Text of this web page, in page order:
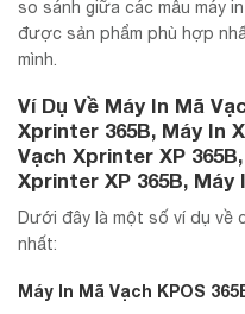
so sánh giữa các mẫu máy
được sản phẩm phù hợp
mình.
Ví Dụ Về Máy In Mã
Xprinter 365B, Máy In
Vạch Xprinter XP
Xprinter XP 365B, Máy
Dưới đây là một số ví dụ về
nhất:
Máy In Mã Vạch KPOS